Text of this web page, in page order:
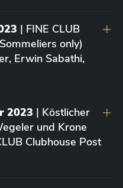
| FINE CLUB
only)
Erwin Sabathi,
2023 | Köstlicher
und Krone
Clubhouse Post